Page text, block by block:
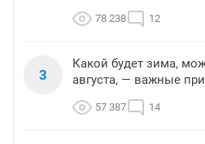
78 238 12
3
Какой будет зима,
августа, — важные
57 387 14